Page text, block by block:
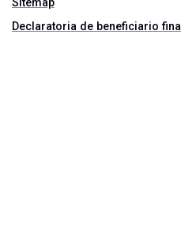
Declaratoria de beneficiario final